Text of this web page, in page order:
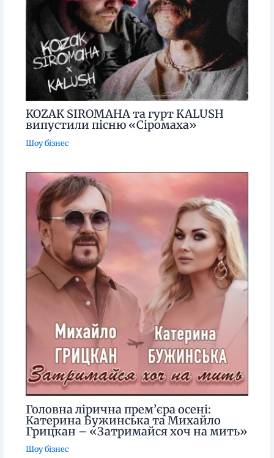
KOZAK SIROMAHA та гурт KALUSH
випустили пісню «Сіромаха»
Шоу бізнес
Головна лірична прем’єра осені:
Катерина Бужинська та Михайло
Грицкан – «Затримайся хоч на мить»
Шоу бізнес